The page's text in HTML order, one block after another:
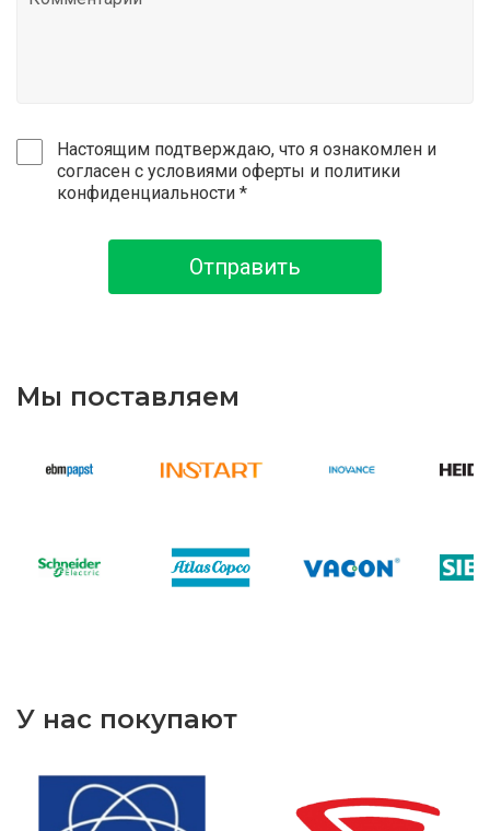
Настоящим подтверждаю, что я ознакомлен и
согласен с условиями оферты и политики
конфиденциальности *
Отправить
Мы поставляем
У нас покупают